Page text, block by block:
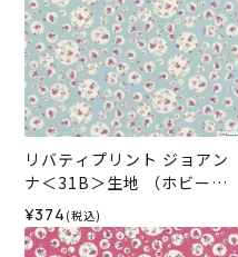
リバティプリント ジョアン
ナ＜31B＞生地 （ホビーラ
ホビーレオリジナル）2026
SS
¥374 (税込)